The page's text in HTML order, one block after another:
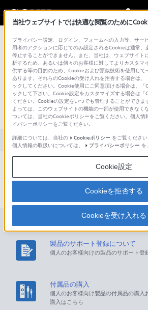
総合サポート・お問い合わ
文書番号 : S1110278000931 / 最終更新日 : 2025/03/
付属しているAC電源ケー
よびコンセントの形状は？
対
長さは2.5mで3ピンのアース付きです。
製品のサポート登録について
個人のお客様向けの製品のサポート登
付属品の購入
個人のお客様向け製品の付属品の購入
購入はこちら
当社ウェブサイトでは快適な閲覧のために
プライバシー設定、ログイン、フォームへの入力等、サー
用者のアクションに応じてのみ設定されるCookieは通常、
停止することができません。また、当社は、ウェブサイト
析するため、あるいは個々のお客様に対してよりカスタマ
供する等の目的のため、Cookieおよび類似技術を使用して
あります。それらのCookieの受け入れを拒否する場合は、
ックしてください。Cookie使用にご同意頂ける場合は、「
ックして下さい。Cookie設定をカスタマイズする場合は
ください。Cookieの設定をいつでも管理することができ
よっては、このウェブサイトの機能の一部が使用できなく
ついては、当社のCookieポリシーをご覧ください。個人情
イバシーポリシーをご覧ください。
詳細については、当社の
Cookieポリシー をご覧ください
個人情報の取扱いについては、
プライバシーポリシー を
Cookie設定
Cookieを拒否する
Cookieを受け入れる